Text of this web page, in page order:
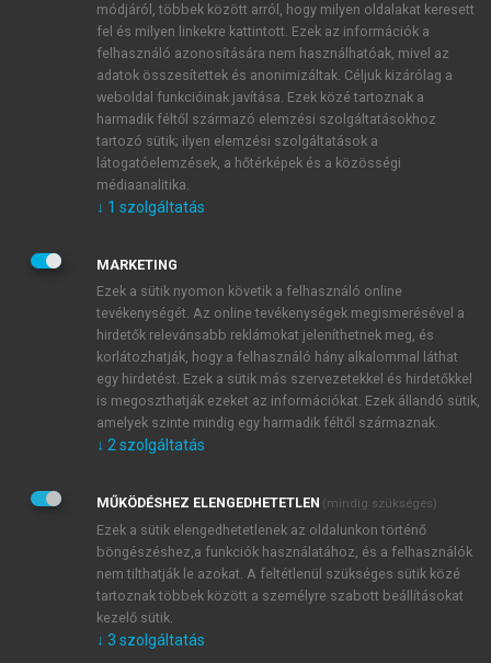
ÚJ FIÓK LÉTREHOZÁSA
1 óra díjmentes hozzáférés
E-MAIL-CÍM
JELSZÓ
JELSZÓ ÚJRA
Kérek értesítést a MeRSZ újdonságairól, akcióiról.
Kérek értesítést az Akadémiai Kiadó Zrt. újdonságairól,
Adatkezelési tájékoztatóbanfoglaltakat tudomásul
veszem és elfogadom.
Általános vásárlási feltételeket, valamint a szotar.netés a
mersz.huoldalak licencszerződéseiben foglaltakat
tudomásul veszem és elfogadom.
KIPRÓBÁLOM
módjáról, többek között arról, hogy milyen oldalakat keresett
fel és milyen linkekre kattintott. Ezek az információk a
felhasználó azonosítására nem használhatóak, mivel az
adatok összesítettek és anonimizáltak. Céljuk kizárólag a
weboldal funkcióinak javítása. Ezek közé tartoznak a
harmadik féltől származó elemzési szolgáltatásokhoz
tartozó sütik; ilyen elemzési szolgáltatások a
látogatóelemzések, a hőtérképek és a közösségi
médiaanalitika.
↓ 1 szolgáltatás
MARKETING
Ezek a sütik nyomon követik a felhasználó online
tevékenységét. Az online tevékenységek megismerésével a
hirdetők relevánsabb reklámokat jeleníthetnek meg, és
korlátozhatják, hogy a felhasználó hány alkalommal láthat
egy hirdetést. Ezek a sütik más szervezetekkel és hirdetőkkel
is megoszthatják ezeket az információkat. Ezek állandó sütik,
amelyek szinte mindig egy harmadik féltől származnak.
↓ 2 szolgáltatás
MŰKÖDÉSHEZ ELENGEDHETETLEN (mindig szükséges)
Ezek a sütik elengedhetetlenek az oldalunkon történő
böngészéshez,a funkciók használatához, és a felhasználók
nem tilthatják le azokat. A feltétlenül szükséges sütik közé
tartoznak többek között a személyre szabott beállításokat
kezelő sütik.
↓ 3 szolgáltatás